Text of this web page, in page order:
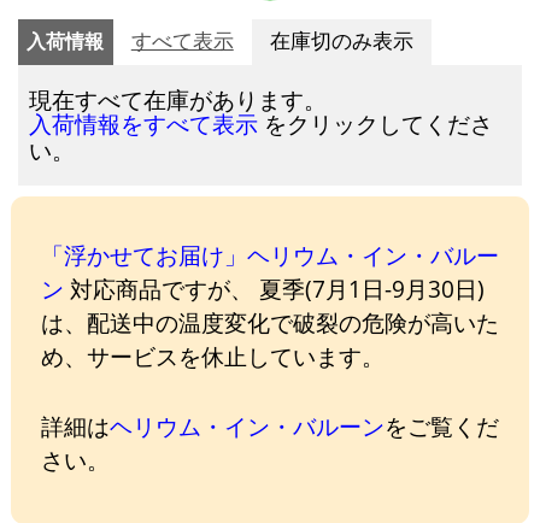
入荷情報 すべて表示 在庫切のみ表示
現在すべて在庫があります。
入荷情報をすべて表示 をクリックしてくださ
い。
「浮かせてお届け」ヘリウム・イン・バルー
ン 対応商品ですが、 夏季(7月1日-9月30日)
は、配送中の温度変化で破裂の危険が高いた
め、サービスを休止しています。
詳細はヘリウム・イン・バルーンをご覧くだ
さい。